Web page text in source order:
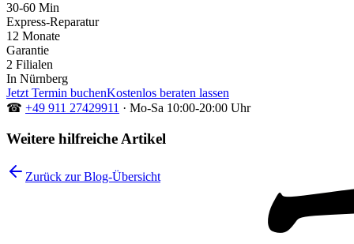
30-60 Min
Express-Reparatur
12 Monate
Garantie
2 Filialen
In Nürnberg
Jetzt Termin buchenKostenlos beraten lassen
☎ +49 911 27429911 · Mo-Sa 10:00-20:00 Uhr
Weitere hilfreiche Artikel
Zurück zur Blog-Übersicht